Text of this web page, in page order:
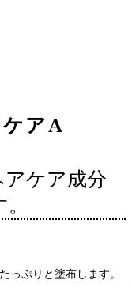
アA
ケア成分
っぷりと塗布します。